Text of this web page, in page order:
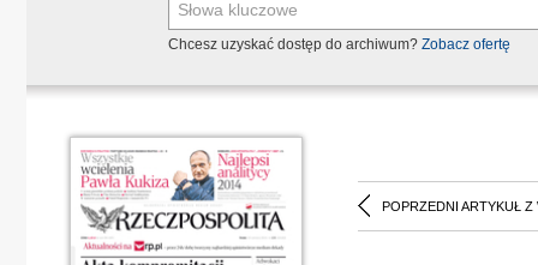
Chcesz uzyskać dostęp do archiwum? Zobacz ofertę
POPRZEDNI ARTYKUŁ Z